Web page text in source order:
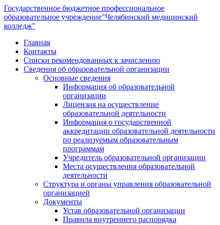
Государственное бюджетное профессиональное
образовательное учреждение"Челябинский медицинский
колледж"
Главная
Контакты
Списки рекомендованных к зачислению
Сведения об образовательной организации
Основные сведения
Информация об образовательной
организации
Лицензия на осуществление
образовательной деятельности
Информация о государственной
аккредитации образовательной деятельности
по реализуемым образовательным
программам
Учредитель образовательной организации
Места осуществления образовательной
деятельности
Структура и органы управления образовательной
организацией
Документы
Устав образовательной организации
Правила внутреннего распорядка